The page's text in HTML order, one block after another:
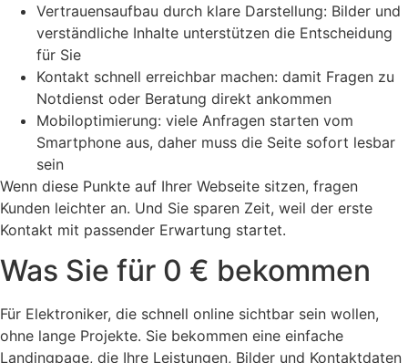
Vertrauensaufbau durch klare Darstellung: Bilder und
verständliche Inhalte unterstützen die Entscheidung
für Sie
Kontakt schnell erreichbar machen: damit Fragen zu
Notdienst oder Beratung direkt ankommen
Mobiloptimierung: viele Anfragen starten vom
Smartphone aus, daher muss die Seite sofort lesbar
sein
Wenn diese Punkte auf Ihrer Webseite sitzen, fragen
Kunden leichter an. Und Sie sparen Zeit, weil der erste
Kontakt mit passender Erwartung startet.
Was Sie für 0 € bekommen
Für Elektroniker, die schnell online sichtbar sein wollen,
ohne lange Projekte. Sie bekommen eine einfache
Landingpage, die Ihre Leistungen, Bilder und Kontaktdaten